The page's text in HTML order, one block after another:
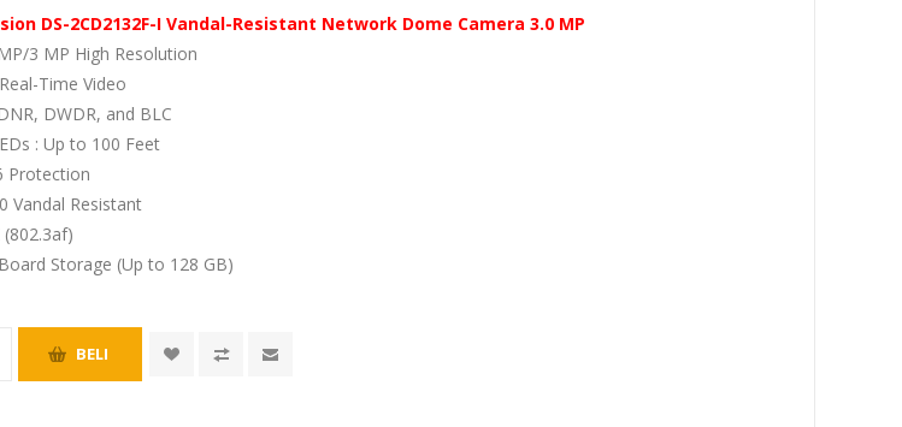
DS-2CD2132F-I Vandal-Resistant Network Dome Camera 3.0 MP
3 MP High Resolution
Time Video
DWDR, and BLC
: Up to 100 Feet
Protection
Vandal Resistant
(802.3af)
Storage (Up to 128 GB)